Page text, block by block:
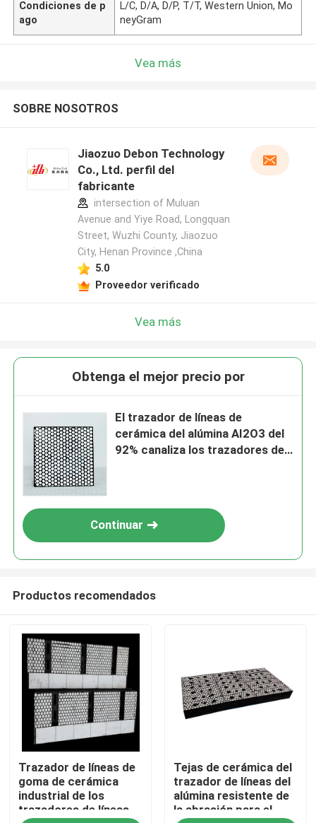
Inicio
Productos
Videos
Condiciones de p
ago
L/C, D/A, D/P, T/T, Western Union, Mo
neyGram
Vea más
SOBRE NOSOTROS
Jiaozuo Debon Technology
Co., Ltd. perfil del
fabricante
intersection of Muluan
Avenue and Yiye Road, Longquan
Street, Wuzhi County, Jiaozuo
City, Henan Province ,China
5.0
Proveedor verificado
Vea más
Obtenga el mejor precio por
El trazador de líneas de
cerámica del alúmina AI2O3 del
92% canaliza los trazadores de
Continuar
Productos recomendados
Trazador de líneas de
goma de cerámica
industrial de los
trazadores de líneas
Tejas de cerámica del
trazador de líneas del
alúmina resistente de
la abrasión para el